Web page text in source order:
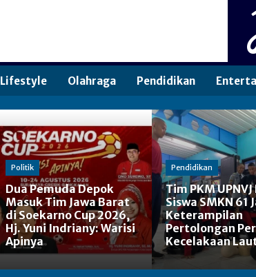
Lifestyle Olahraga Pendidikan
Politik
Dua Pemuda Depok
Masuk Tim Jawa Barat
di Soekarno Cup 2026,
Hj. Yuni Indriany: Warisi
Apinya
Pendidikan
Tim PKM
Siswa SMKN 61
Keterampilan
Pertolongan
Kecelakaan